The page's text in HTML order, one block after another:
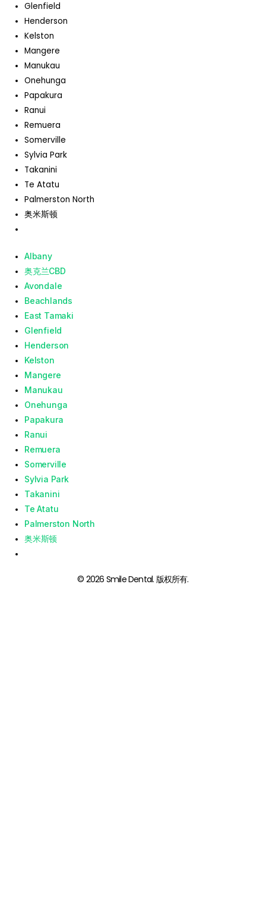
Glenfield
Henderson
Kelston
Mangere
Manukau
Onehunga
Papakura
Ranui
Remuera
Somerville
Sylvia Park
Takanini
Te Atatu
Palmerston North
奥米斯顿
Albany
奥克兰CBD
Avondale
Beachlands
East Tamaki
Glenfield
Henderson
Kelston
Mangere
Manukau
Onehunga
Papakura
Ranui
Remuera
Somerville
Sylvia Park
Takanini
Te Atatu
Palmerston North
奥米斯顿
© 2026 Smile Dental. 版权所有.